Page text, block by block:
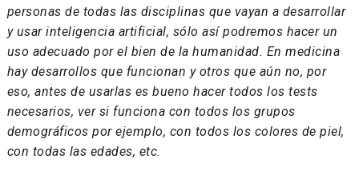
personas de todas las disciplinas que vayan a desarrollar
y usar inteligencia artificial, sólo así podremos hacer un
uso adecuado por el bien de la humanidad. En medicina
hay desarrollos que funcionan y otros que aún no, por
eso, antes de usarlas es bueno hacer todos los tests
necesarios, ver si funciona con todos los grupos
demográficos por ejemplo, con todos los colores de piel,
con todas las edades, etc.